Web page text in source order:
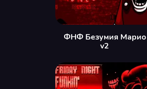
ФНФ Безумия Марио
v2